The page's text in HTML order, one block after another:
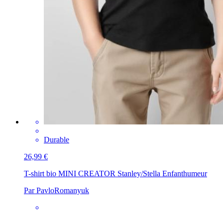
Durable
26,99 €
T-shirt bio MINI CREATOR Stanley/Stella Enfanthumeur
Par PavloRomanyuk